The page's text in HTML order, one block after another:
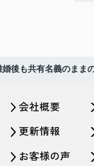
婚後も共有名義のまま
会社概要
更新情報
お客様の声